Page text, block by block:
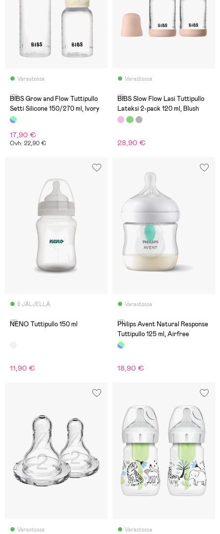
Varastossa
(0)
BIBS Grow and Flow Tuttipullo
Setti Silicone 150/270 ml, Ivory
17,90 €
Ovh: 22,90 €
Varastossa
(1)
BIBS Slow Flow Lasi Tuttipullo
Lateksi 2-pack 120 ml, Blush
28,90 €
8 JÄLJELLÄ
(2)
NENO Tuttipullo 150 ml
11,90 €
Varastossa
(2)
Philips Avent Natural Response
Tuttipullo 125 ml, Airfree
18,90 €
Varastossa Varastossa